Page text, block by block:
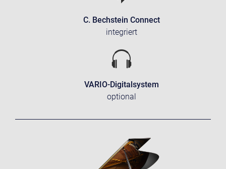
C. Bechstein Connect
integriert
VARIO-Digitalsystem
optional